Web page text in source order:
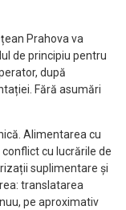
Prahova va
de principiu pentru
după
Fără asumări
Alimentarea cu
cu lucrările de
suplimentare și
translatarea
pe aproximativ